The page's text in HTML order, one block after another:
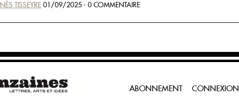
INÈS TISSEYRE 01/09/2025 - 0 COMMENTAIRE
ABONNEMENT CONNEXION